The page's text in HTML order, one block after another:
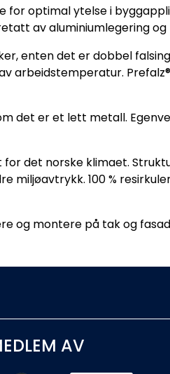
for optimal ytelse i
av aluminiumlegering
enten det er dobbel
arbeidstemperatur.
det er et lett metall.
det norske klimaet.
miljøavtrykk. 100 %
og montere på tak og
AV